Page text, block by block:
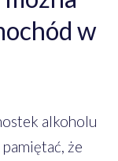
w
alkoholu
że